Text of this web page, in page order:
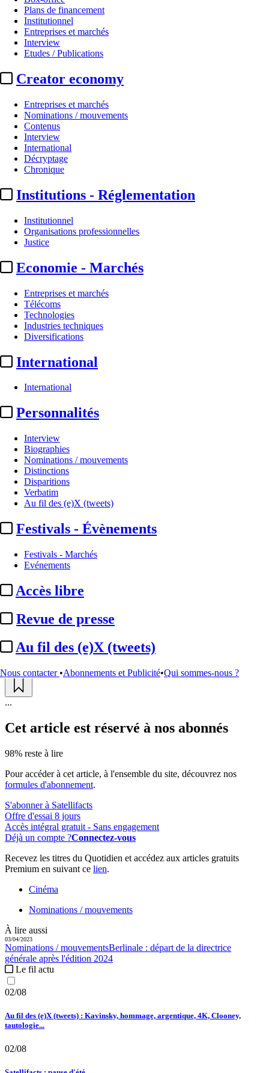
Plans de financement
Institutionnel
Entreprises et marchés
Interview
Etudes / Publications
Creator economy
Entreprises et marchés
Nominations / mouvements
Contenus
Interview
International
Décryptage
Chronique
Institutions - Réglementation
Institutionnel
Organisations professionnelles
Justice
Economie - Marchés
Entreprises et marchés
Télécoms
Technologies
Industries techniques
Diversifications
International
International
Personnalités
Interview
Biographies
Nominations / mouvements
Distinctions
Disparitions
Verbatim
Au fil des (e)X (tweets)
Festivals - Évènements
Festivals - Marchés
Evénements
Accès libre
Revue de presse
Au fil des (e)X (tweets)
Nous contacter •Abonnements et Publicité•Qui sommes-nous ?
Berlinale :
artistique après l'édition 2024
Actualité n° 288165|Publié le 03 sept. 2023 16:00
...
Cet article est réservé à nos abonnés
98% reste à lire
Pour accéder à cet article, à l'ensemble du site, découvrez nos
formules d'abonnement.
S'abonner à Satellifacts
Offre d'essai 8 jours
Accès intégral gratuit - Sans engagement
Déjà un compte ?Connectez-vous
Recevez les titres du Quotidien et accédez aux articles gratuits
Premium en suivant ce lien.
Cinéma
Nominations / mouvements
À lire aussi
03/04/2023
Nominations / mouvementsBerlinale : départ de la directrice
générale après l'édition 2024
Le fil actu
02/08
Au fil des (e)X (tweets) : Kavinsky, hommage, argentique, 4K, Clooney,
tautologie...
02/08